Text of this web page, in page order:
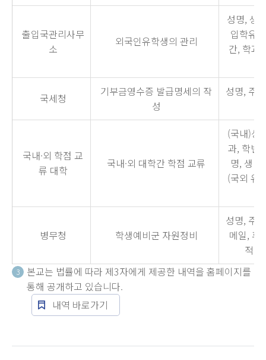
출입국관리사무
소
외국인유학생의 관리
성명, 생
입학유
간, 학과
국세청
기부금영수증 발급명세의 작
성
성명, 주
국내·외 학점 교
류 대학
국내·외 대학간 학점 교류
(국내)성
과, 학번,
명, 생
(국외 유
병무청 학생예비군 자원정비
성명, 주
메일, 휴
적정
3
본교는 법률에 따라 제3자에게 제공한 내역을 홈페이지를
통해 공개하고 있습니다.
내역 바로가기